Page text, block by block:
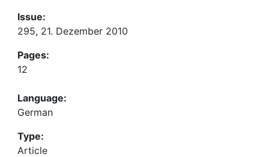
Issue:
295, 21. Dezember 2010
Pages:
12
Language:
German
Type:
Article